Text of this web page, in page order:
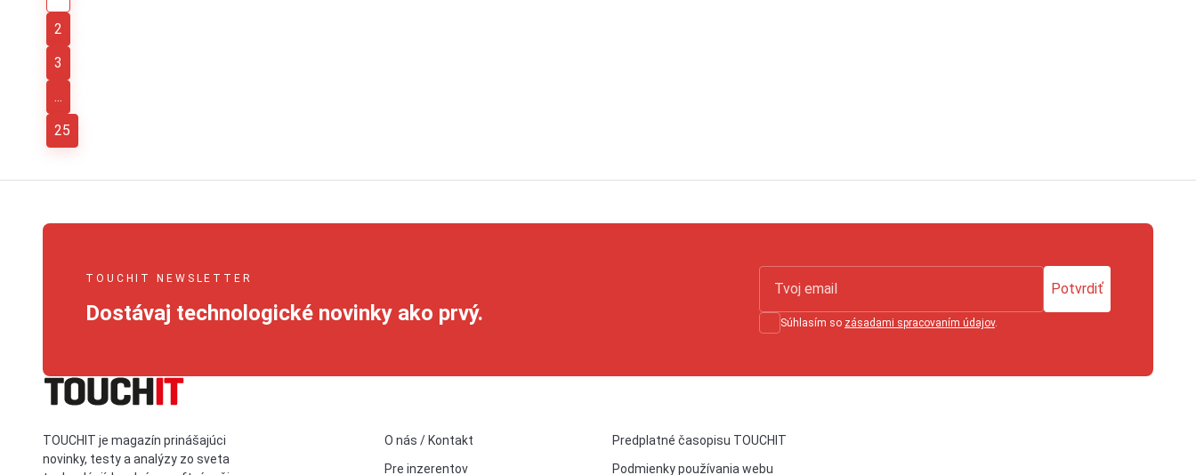
2
3
...
25
TOUCHIT NEWSLETTER
Dostávaj technologické novinky ako prvý.
Potvrdiť
Súhlasím so zásadami spracovaním údajov.
TOUCHIT je magazín prinášajúci
novinky, testy a analýzy zo sveta
O nás / Kontakt
Pre inzerentov
Predplatné časopisu TOUCHIT
Podmienky používania webu